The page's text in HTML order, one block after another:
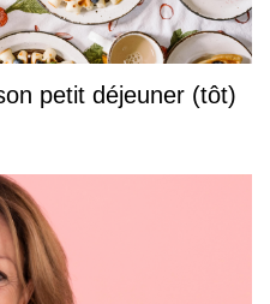
petit déjeuner (tôt)